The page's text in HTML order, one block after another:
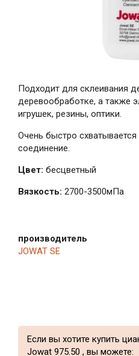
Подходит для склеивания
деревообработке, а также
игрушек, резины, оптики.
Очень быстро
соединение.
Цвет: бесцветный
Вязкость: 2700-3500мПа
производитель
JOWAT SE
Если вы хотите купить
Jowat 975.50 , вы можете: